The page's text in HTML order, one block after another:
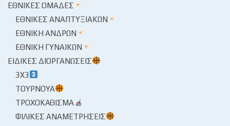
ΕΘΝΙΚΈΣ ΟΜΆΔΕΣ
ΕΘΝΙΚΈΣ ΑΝΑΠΤΥΞΙΑΚΏΝ
ΕΘΝΙΚΉ ΑΝΔΡΏΝ
ΕΘΝΙΚΉ ΓΥΝΑΙΚΏΝ
ΕΙΔΙΚΈΣ ΔΙΟΡΓΑΝΏΣΕΙΣ
3X3
ΤΟΥΡΝΟΥΆ
ΤΡΟΧΟΚΆΘΙΣΜΑ
ΦΙΛΙΚΈΣ ΑΝΑΜΕΤΡΉΣΕΙΣ